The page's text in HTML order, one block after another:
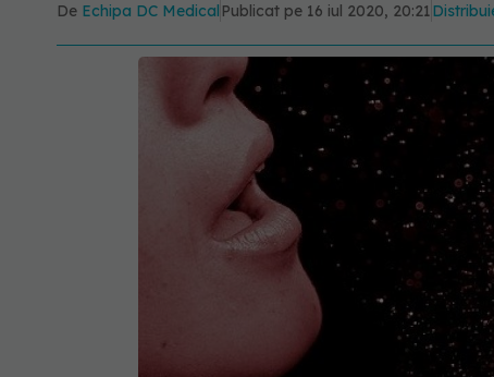
De Echipa DC Medical Publicat pe 16 iul 2020, 20:21